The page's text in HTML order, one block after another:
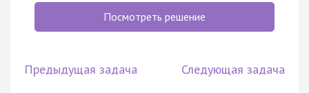
Посмотреть решение
Предыдущая задача Следующая задача